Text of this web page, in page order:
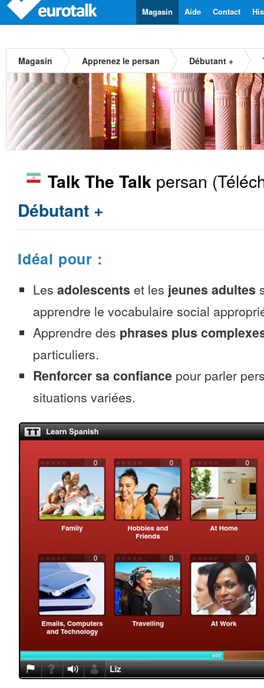
Contact
Aide
Magasin
Magasin Apprenez le persan Débutant +
Talk The Talk persan
Débutant +
Idéal pour :
Les adolescents et les jeunes adultes
apprendre le vocabulaire social
Apprendre des phrases plus
particuliers.
Renforcer sa confiance pour parler
situations variées.